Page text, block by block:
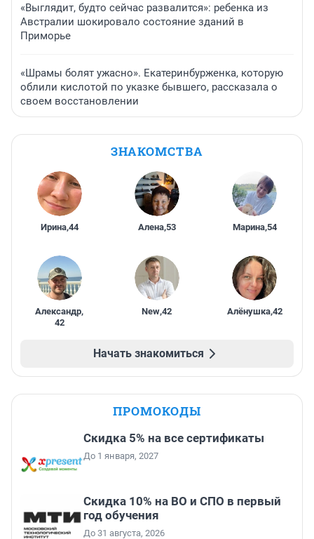
«Выглядит, будто сейчас развалится»: ребенка из
Австралии шокировало состояние зданий в
Приморье
«Шрамы болят ужасно». Екатеринбурженка, которую
облили кислотой по указке бывшего, рассказала о
своем восстановлении
ЗНАКОМСТВА
Ирина,44 Алена,53 Марина,54
Александр,
42
New,42 Алёнушка,42
Начать знакомиться
ПРОМОКОДЫ
Скидка 5% на все сертификаты
До 1 января, 2027
Скидка 10% на ВО и СПО в первый
год обучения
До 31 августа, 2026